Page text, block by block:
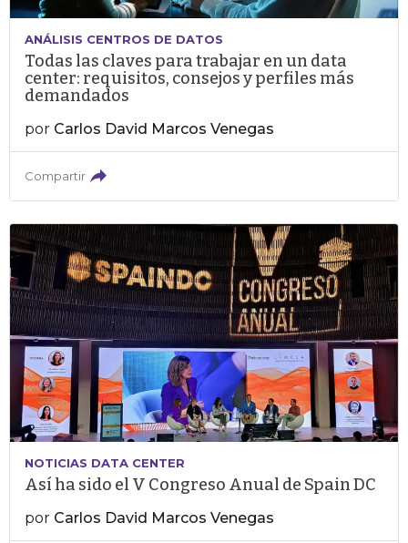
ANÁLISIS CENTROS DE DATOS
Todas las claves para trabajar en un data
center: requisitos, consejos y perfiles más
demandados
por Carlos David Marcos Venegas
Compartir
NOTICIAS DATA CENTER
Así ha sido el V Congreso Anual de Spain DC
por Carlos David Marcos Venegas